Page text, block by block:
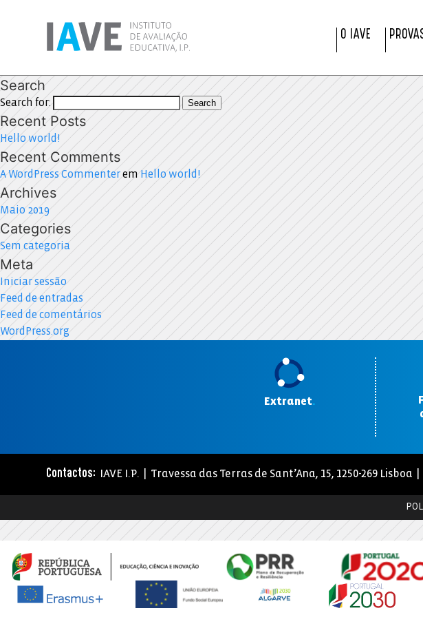
O IAVE
Search
Search for: Search
Recent Posts
Hello world!
Recent Comments
A WordPress Commenterem Hello world!
Archives
Maio 2019
Categories
Sem categoria
Meta
Iniciar sessão
Feed de entradas
Feed de comentários
WordPress.org
Extranet.
Contactos: IAVE I.P. | Travessa das Terras de Sant’Ana, 15, 1250-269 Lisboa |